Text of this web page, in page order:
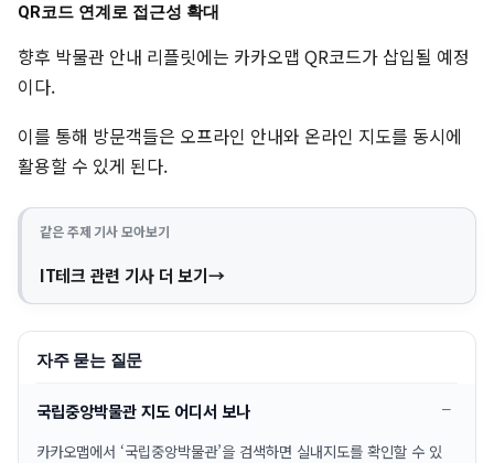
QR코드 연계로 접근성 확대
향후 박물관 안내 리플릿에는 카카오맵 QR코드가 삽입될 예정
이다.
이를 통해 방문객들은 오프라인 안내와 온라인 지도를 동시에
활용할 수 있게 된다.
같은 주제 기사 모아보기
IT테크 관련 기사 더 보기
자주 묻는 질문
국립중앙박물관 지도 어디서 보나
카카오맵에서 ‘국립중앙박물관’을 검색하면 실내지도를 확인할 수 있